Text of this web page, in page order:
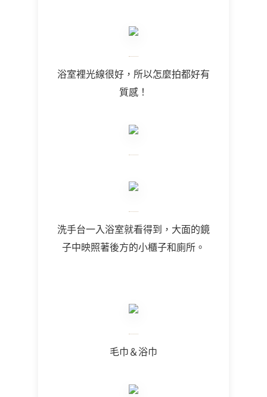
浴室裡光線很好，所以怎麼拍都好有
質感！
洗手台一入浴室就看得到，大面的鏡
子中映照著後方的小櫃子和廁所。
毛巾＆浴巾